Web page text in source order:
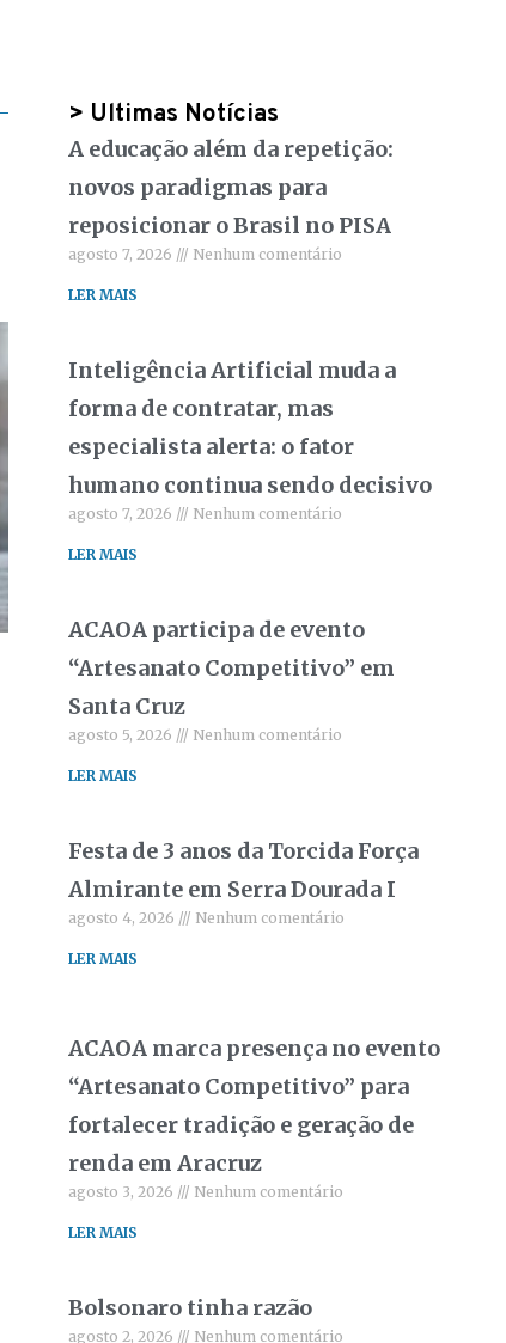
Empreendedorismo
ACAOA participa de evento
> Ultimas Notícias
A educação além da repetição:
novos paradigmas para
reposicionar o Brasil no PISA
agosto 7, 2026 Nenhum comentário
LER MAIS
Inteligência Artificial muda a
forma de contratar, mas
especialista alerta: o fator
humano continua sendo decisivo
agosto 7, 2026 Nenhum comentário
LER MAIS
ACAOA participa de evento
“Artesanato Competitivo” em
Santa Cruz
agosto 5, 2026 Nenhum comentário
LER MAIS
Festa de 3 anos da Torcida Força
Almirante em Serra Dourada I
agosto 4, 2026 Nenhum comentário
LER MAIS
ACAOA marca presença no evento
“Artesanato Competitivo” para
fortalecer tradição e geração de
renda em Aracruz
agosto 3, 2026 Nenhum comentário
LER MAIS
Bolsonaro tinha razão
agosto 2, 2026 Nenhum comentário